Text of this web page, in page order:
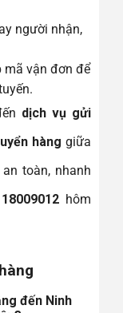
người nhận,
mã vận đơn để
dịch vụ gửi
hàng giữa
toàn, nhanh
18009012 hôm
đến Ninh